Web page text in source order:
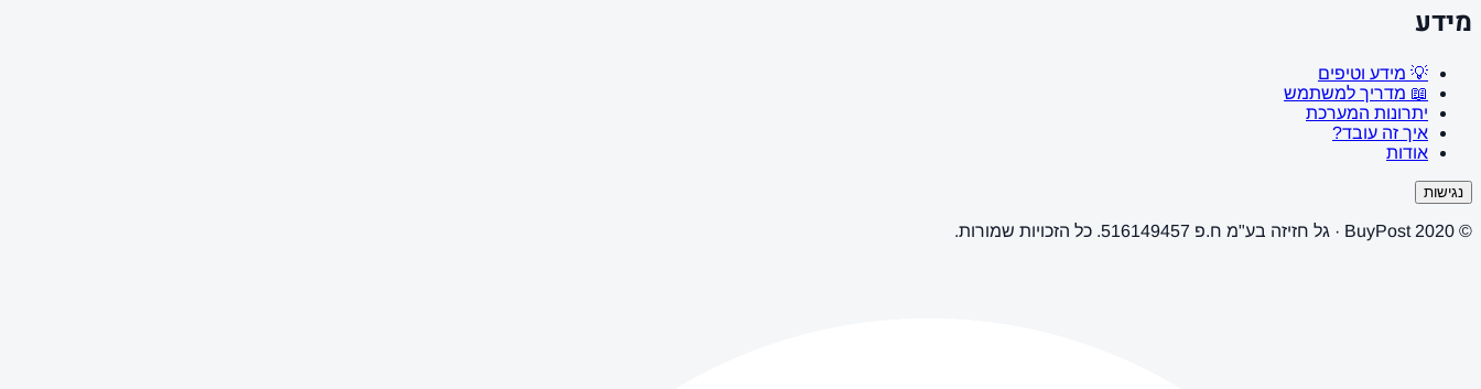
מידע
💡 מידע וטיפים
📖 מדריך למשתמש
יתרונות המערכת
איך זה עובד?
אודות
נגישות
© 2020 BuyPost · גל חזיזה בע"מ ח.פ 516149457. כל הזכויות שמורות.